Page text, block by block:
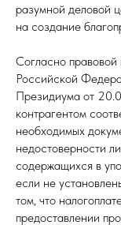
разумной деловой
на создание
Согласно
Российской
Президиума от
контрагентом
необходимых
недостоверности
содержащихся в
если не
том, что
предоставлении